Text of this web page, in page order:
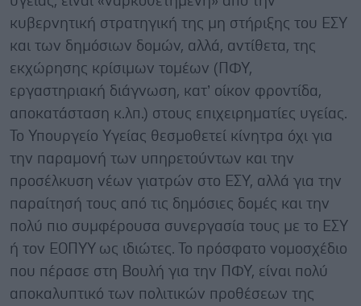
κυβερνητική στρατηγική της μη στήριξης του ΕΣΥ
και των δημόσιων δομών, αλλά, αντίθετα, της
εκχώρησης κρίσιμων τομέων (ΠΦΥ,
εργαστηριακή διάγνωση, κατ’ οίκον φροντίδα,
αποκατάσταση κ.λπ.) στους επιχειρηματίες υγείας.
Το Υπουργείο Υγείας θεσμοθετεί κίνητρα όχι για
την παραμονή των υπηρετούντων και την
προσέλκυση νέων γιατρών στο ΕΣΥ, αλλά για την
παραίτησή τους από τις δημόσιες δομές και την
πολύ πιο συμφέρουσα συνεργασία τους με το ΕΣΥ
ή τον ΕΟΠΥΥ ως ιδιώτες. Το πρόσφατο νομοσχέδιο
που πέρασε στη Βουλή για την ΠΦΥ, είναι πολύ
αποκαλυπτικό των πολιτικών προθέσεων της